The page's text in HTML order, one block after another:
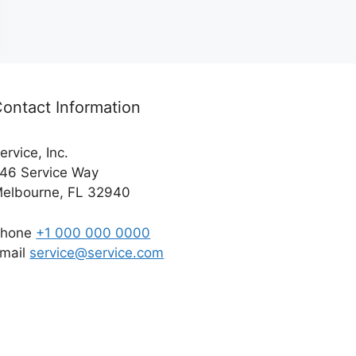
Information
Inc.
Service Way
FL 32940
+1 000 000 0000
service@service.com